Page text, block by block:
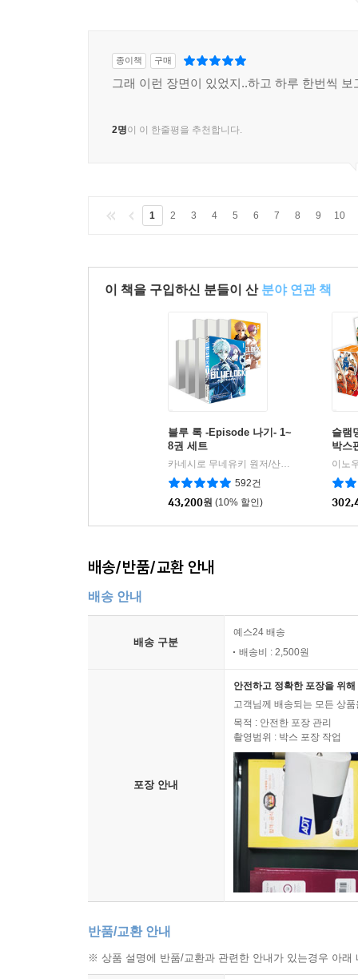
종이책 구매
그래 이런 장면이 있었지..하고 하루 한번씩 보
2명이 이 한줄평을 추천합니다.
1 2 3 4 5 6 7 8 9 10
이 책을 구입하신 분들이 산 분야 연관 책
블루 록 -Episode 나기- 1~
8권 세트
카네시로 무네유키 원저/산노미야 코타 글그림
592건
43,200원 (10% 할인)
슬램
박스
이노
배송/반품/교환 안내
배송 안내
배송 구분
예스24 배송
배송비 : 2,500원
포장 안내
안전하고 정확한 포장을 위
고객님께 배송되는 모든 상
목적 : 안전한 포장 관리
촬영범위 : 박스 포장 작업
반품/교환 안내
※ 상품 설명에 반품/교환과 관련한 안내가 있는경우 아